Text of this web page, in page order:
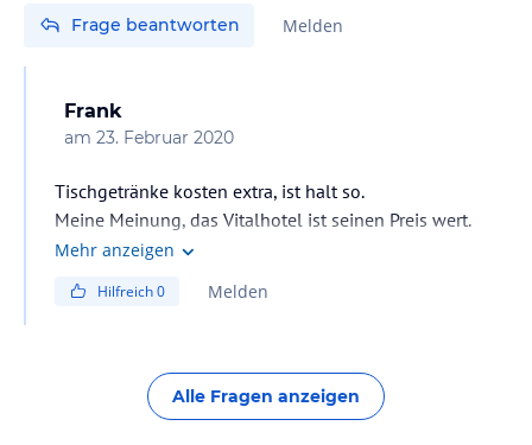
Frage beantworten Melden
Frank
am 23. Februar 2020
Tischgetränke kosten extra, ist halt so.
Meine Meinung, das Vitalhotel ist seinen Preis wert.
Mehr anzeigen
Hilfreich0 Melden
Alle Fragen anzeigen